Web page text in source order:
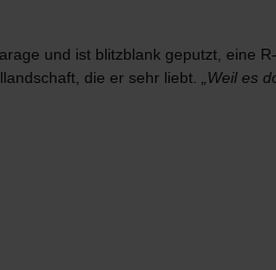
und ist blitzblank geputzt, eine
die er sehr liebt.
„Weil es